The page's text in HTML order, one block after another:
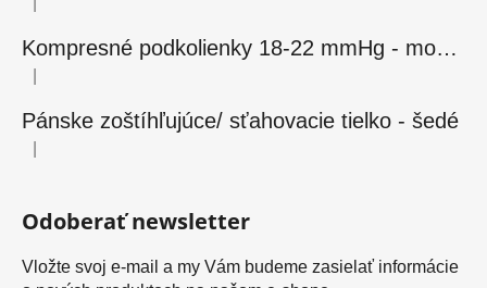
Hodnotenie produktu je 5 z 5 hviezdičiek.
Kompresné podkolienky 18-22 mmHg - modré
Hodnotenie produktu je 5 z 5 hviezdičiek.
Pánske zoštíhľujúce/ sťahovacie tielko - šedé
Hodnotenie produktu je 5 z 5 hviezdičiek.
Odoberať newsletter
Vložte svoj e-mail a my Vám budeme zasielať informácie